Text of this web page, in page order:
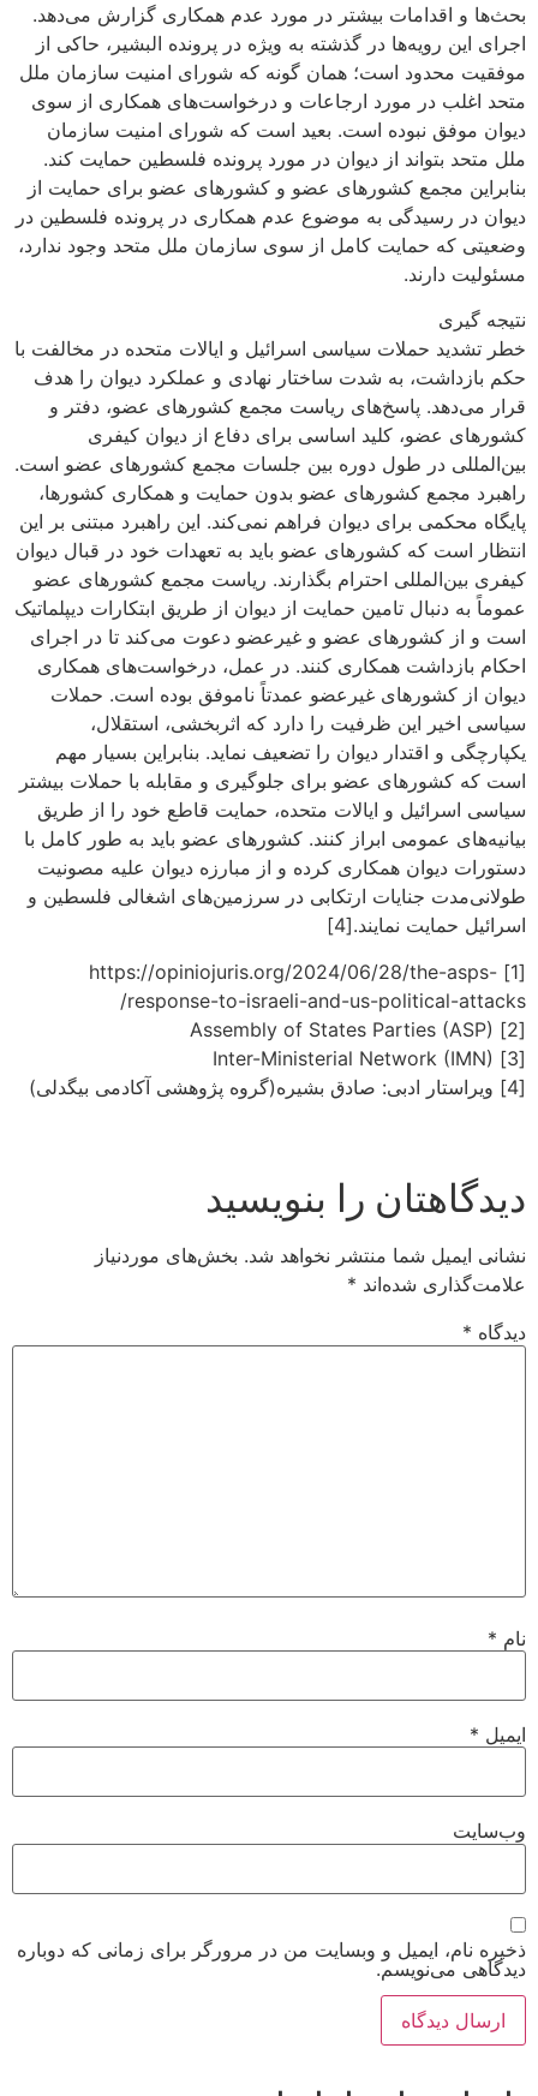
بحث‌ها و اقدامات بیشتر در مورد عدم همکاری گزارش می‌دهد.
اجرای این رویه‌ها در گذشته به ویژه در پرونده البشیر، حاکی از
موفقیت محدود است؛ همان گونه که شورای امنیت سازمان ملل
متحد اغلب در مورد ارجاعات و درخواست‌های همکاری از سوی
دیوان موفق نبوده است. بعید است که شورای امنیت سازمان
ملل متحد بتواند از دیوان در مورد پرونده فلسطین حمایت کند.
بنابراین مجمع کشورهای عضو و کشورهای عضو برای حمایت از
دیوان در رسیدگی به موضوع عدم همکاری در پرونده فلسطین در
وضعیتی که حمایت کامل از سوی سازمان ملل متحد وجود ندارد،
مسئولیت دارند.
نتیجه گیری
خطر تشدید حملات سیاسی اسرائیل و ایالات متحده در مخالفت با
حکم بازداشت، به شدت ساختار نهادی و عملکرد دیوان را هدف
قرار می‌دهد. پاسخ‌های ریاست مجمع کشورهای عضو، دفتر و
کشورهای عضو، کلید اساسی برای دفاع از دیوان کیفری
بین‌المللی در طول دوره بین جلسات مجمع کشورهای عضو است.
راهبرد مجمع کشورهای عضو بدون حمایت و همکاری کشورها،
پایگاه محکمی برای دیوان فراهم نمی‌کند. این راهبرد مبتنی بر این
انتظار است که کشورهای عضو باید به تعهدات خود در قبال دیوان
کیفری بین‌المللی احترام بگذارند. ریاست مجمع کشورهای عضو
عموماً به دنبال تامین حمایت از دیوان از طریق ابتکارات دیپلماتیک
است و از کشورهای عضو و غیرعضو دعوت می‌کند تا در اجرای
احکام بازداشت همکاری کنند. در عمل، درخواست‌های همکاری
دیوان از کشورهای غیرعضو عمدتاً ناموفق بوده است. حملات
سیاسی اخیر این ظرفیت را دارد که اثربخشی، استقلال،
یکپارچگی و اقتدار دیوان را تضعیف نماید. بنابراین بسیار مهم
است که کشورهای عضو برای جلوگیری و مقابله با حملات بیشتر
سیاسی اسرائیل و ایالات متحده، حمایت قاطع خود را از طریق
بیانیه‌های عمومی ابراز کنند. کشورهای عضو باید به طور کامل با
دستورات دیوان همکاری کرده و از مبارزه دیوان علیه مصونیت
طولانی‌مدت جنایات ارتکابی در سرزمین‌های اشغالی فلسطین و
اسرائیل حمایت نمایند.[4]
[1] https://opiniojuris.org/2024/06/28/the-asps-
response-to-israeli-and-us-political-attacks/
[2] Assembly of States Parties (ASP)
[3] Inter-Ministerial Network (IMN)
[4] ویراستار ادبی: صادق بشیره(گروه پژوهشی آکادمی بیگدلی)
دیدگاهتان را بنویسید
نشانی ایمیل شما منتشر نخواهد شد. بخش‌های موردنیاز
علامت‌گذاری شده‌اند *
دیدگاه *
نام *
ایمیل *
وب‌سایت
ذخیره نام، ایمیل و وبسایت من در مرورگر برای زمانی که دوباره
دیدگاهی می‌نویسم.